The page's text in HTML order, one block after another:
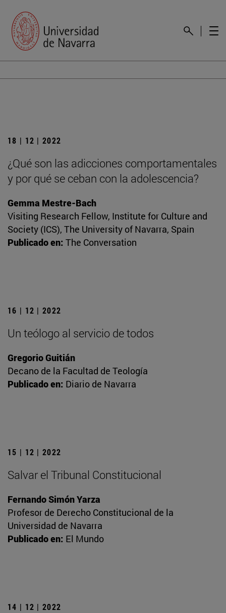
18 | 12 | 2022
¿Qué son las adicciones comportamentales
y por qué se ceban con la adolescencia?
Gemma Mestre-Bach
Visiting Research Fellow, Institute for Culture and
Society (ICS), The University of Navarra, Spain
Publicado en: The Conversation
16 | 12 | 2022
Un teólogo al servicio de todos
Gregorio Guitián
Decano de la Facultad de Teología
Publicado en: Diario de Navarra
15 | 12 | 2022
Salvar el Tribunal Constitucional
Fernando Simón Yarza
Profesor de Derecho Constitucional de la
Universidad de Navarra
Publicado en: El Mundo
14 | 12 | 2022